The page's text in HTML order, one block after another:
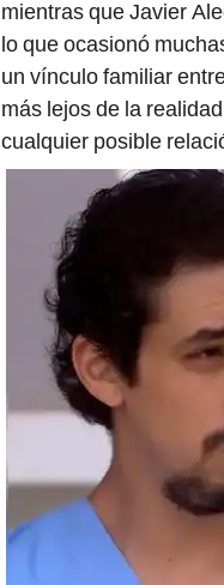
mientras que Javier
lo que ocasionó
un vínculo familiar
más lejos de la
cualquier posible